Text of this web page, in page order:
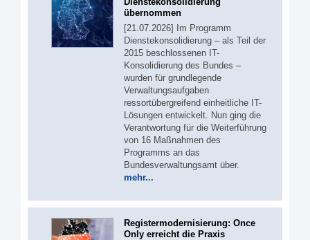
übernommen
[21.07.2026] Im Programm
Dienstekonsolidierung – als Teil der
2015 beschlossenen IT-
Konsolidierung des Bundes –
wurden für grundlegende
Verwaltungsaufgaben
ressortübergreifend einheitliche IT-
Lösungen entwickelt. Nun ging die
Verantwortung für die Weiterführung
von 16 Maßnahmen des
Programms an das
Bundesverwaltungsamt über.
mehr...
Registermodernisierung: Once
Only erreicht die Praxis